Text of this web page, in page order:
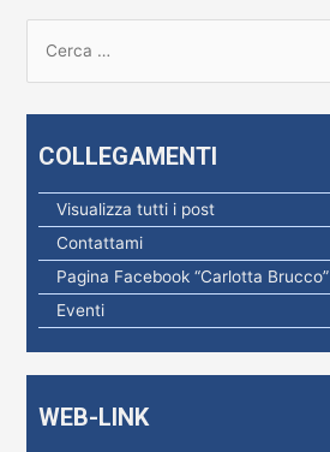
:
COLLEGAMENTI
Visualizza tutti i post
Contattami
Pagina Facebook “Carlotta Brucco”
Eventi
WEB-LINK